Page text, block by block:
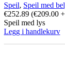
Speil, Speil med
€252.89 (€209.00
Speil med lys
Legg i handlekurv